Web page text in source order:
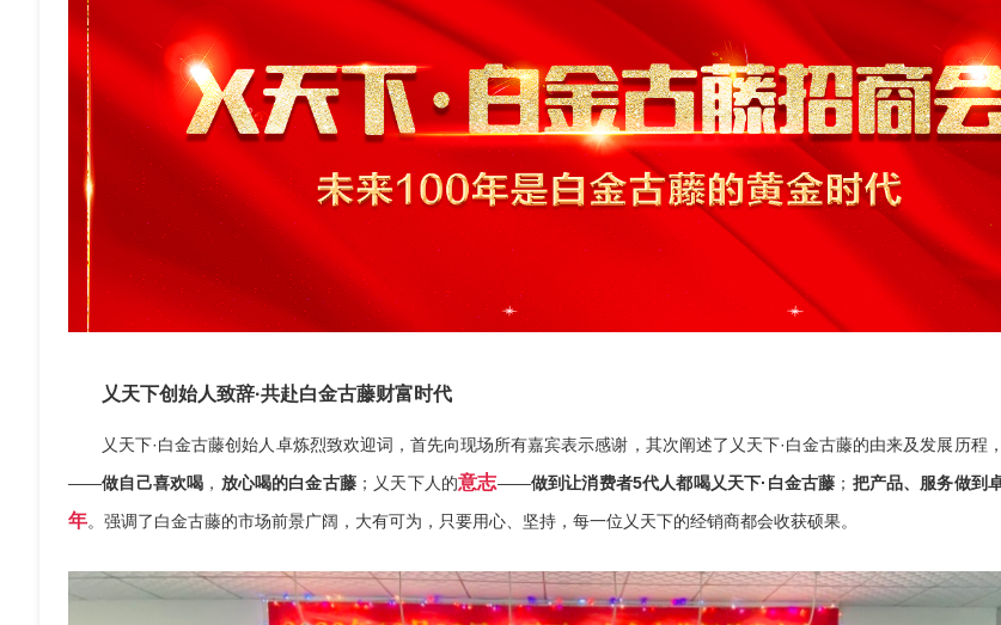
乂天下创始人致辞·共赴白金古藤财富时代
乂天下·白金古藤创始人卓炼烈致欢迎词，首先向现场所有嘉宾表示感谢，其次阐述了乂天下·白金古藤的由来及发展历程
——做自己喜欢喝 ， 放心喝的白金古藤 ；乂天下人的意志——做到让消费者5代人都喝乂天下·白金古藤 ； 把产品、服务做
年。强调了白金古藤的市场前景广阔，大有可为，只要用心、坚持，每一位乂天下的经销商都会收获硕果。